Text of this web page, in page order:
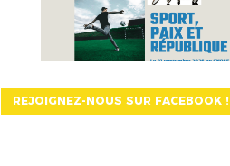
REJOIGNEZ-NOUS SUR FACEBOOK !